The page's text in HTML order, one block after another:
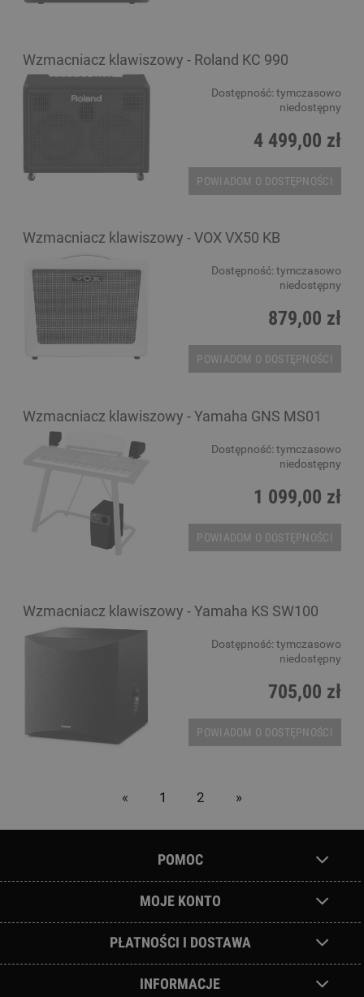
Wzmacniacz klawiszowy - Roland KC 990
Dostępność: tymczasowo
niedostępny
4 499,00 zł
POWIADOM O DOSTĘPNOŚCI
Wzmacniacz klawiszowy - VOX VX50 KB
Dostępność: tymczasowo
niedostępny
879,00 zł
POWIADOM O DOSTĘPNOŚCI
Wzmacniacz klawiszowy - Yamaha GNS MS01
Dostępność: tymczasowo
niedostępny
1 099,00 zł
POWIADOM O DOSTĘPNOŚCI
Wzmacniacz klawiszowy - Yamaha KS SW100
Dostępność: tymczasowo
niedostępny
705,00 zł
POWIADOM O DOSTĘPNOŚCI
« 1 2 »
POMOC
MOJE KONTO
PŁATNOŚCI I DOSTAWA
INFORMACJE